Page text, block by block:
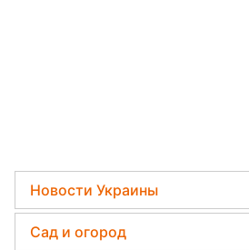
Новости Украины
Телеграм новости Украины
Сад и огород